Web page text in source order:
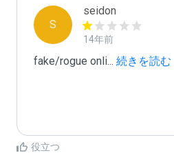
S
seidon
14年前
fake/rogue onli... 続きを読む
役立つ